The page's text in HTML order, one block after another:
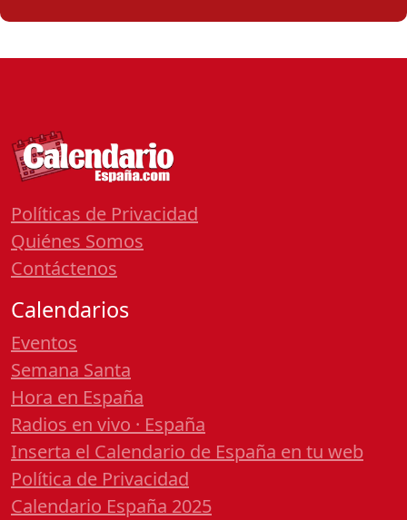
Políticas de Privacidad
Quiénes Somos
Contáctenos
Calendarios
Eventos
Semana Santa
Hora en España
Radios en vivo · España
Inserta el Calendario de España en tu web
Política de Privacidad
Calendario España 2025